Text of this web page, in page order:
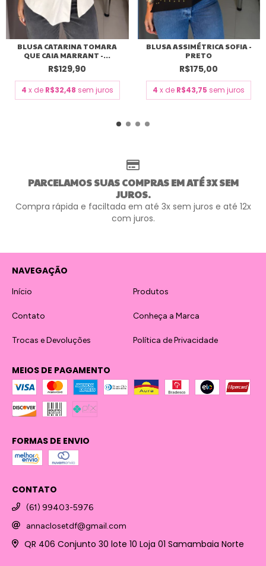
BLUSA CATARINA TOMARA
QUE CAIA MARRANT -...
R$129,90
4 x de R$32,48 sem juros
BLUSA ASSIMÉTRICA SOFIA -
PRETO
R$175,00
4 x de R$43,75 sem juros
PARCELAMOS SUAS COMPRAS EM ATÉ 3X SEM
JUROS.
Compra rápida e faciltada em até 3x sem juros e até 12x
com juros.
NAVEGAÇÃO
Início Produtos
Contato Conheça a Marca
Trocas e Devoluções Política de Privacidade
MEIOS DE PAGAMENTO
FORMAS DE ENVIO
CONTATO
(61) 99403-5976
annaclosetdf@gmail.com
QR 406 Conjunto 30 lote 10 Loja 01 Samambaia Norte